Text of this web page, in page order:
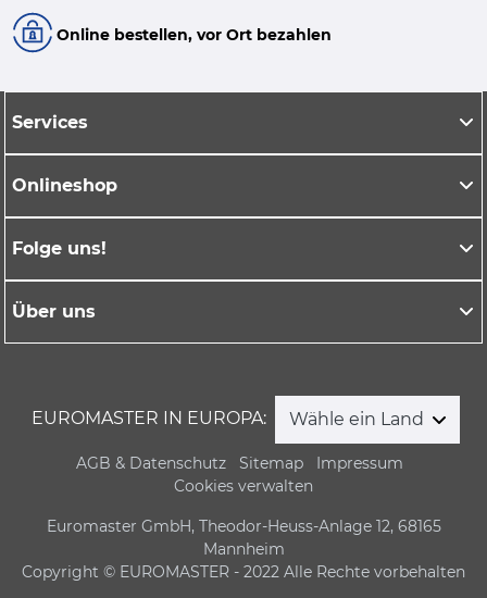
Online bestellen, vor Ort bezahlen
Services
Onlineshop
Folge uns!
Über uns
EUROMASTER IN EUROPA: Wähle ein Land
AGB & Datenschutz Sitemap
Impressum
Cookies verwalten
Euromaster GmbH, Theodor-Heuss-Anlage 12, 68165
Mannheim
Copyright © EUROMASTER - 2022 Alle Rechte vorbehalten